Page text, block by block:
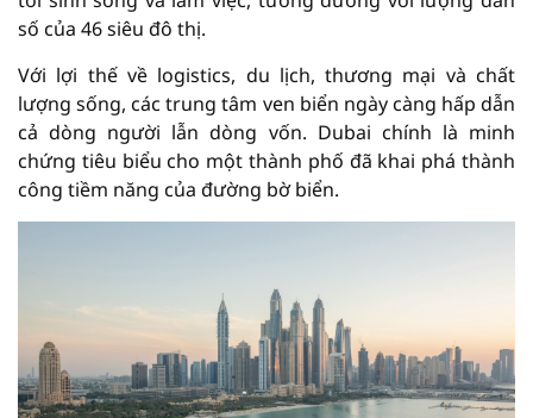
số của 46 siêu đô thị.
Với lợi thế về logistics, du lịch, thương mại và chất
lượng sống, các trung tâm ven biển ngày càng hấp dẫn
cả dòng người lẫn dòng vốn. Dubai chính là minh
chứng tiêu biểu cho một thành phố đã khai phá thành
công tiềm năng của đường bờ biển.